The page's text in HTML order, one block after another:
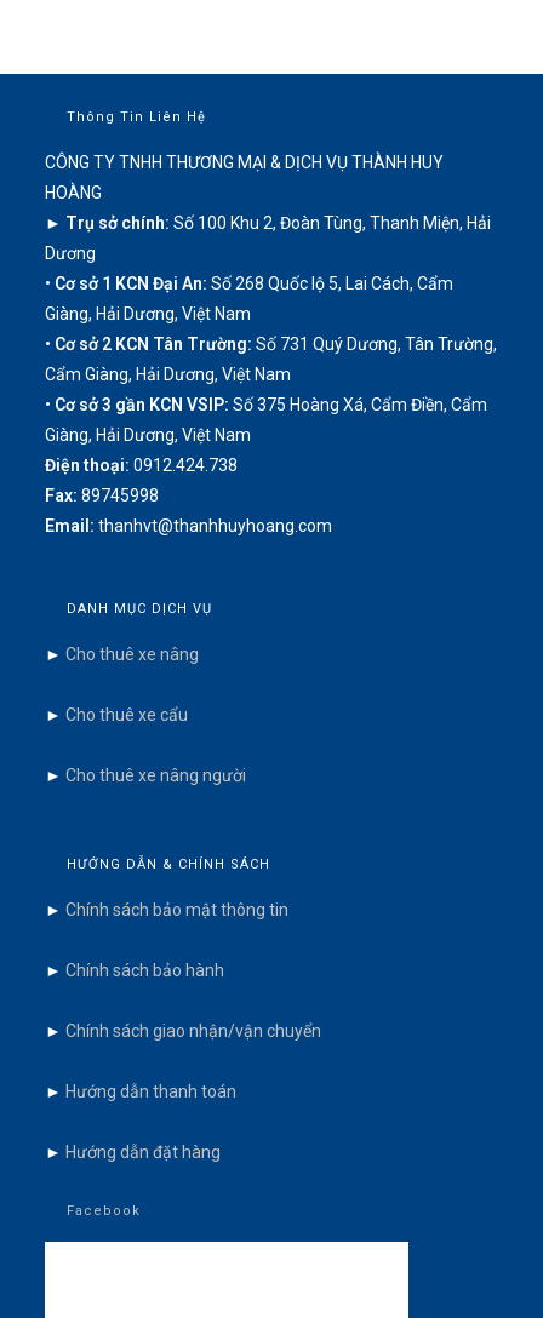
Thông Tin Liên Hệ
CÔNG TY TNHH THƯƠNG MẠI & DỊCH VỤ THÀNH HUY
HOÀNG
► Trụ sở chính: Số 100 Khu 2, Đoàn Tùng, Thanh Miện, Hải
Dương
• Cơ sở 1 KCN Đại An: Số 268 Quốc lộ 5, Lai Cách, Cẩm
Giàng, Hải Dương, Việt Nam
• Cơ sở 2 KCN Tân Trường: Số 731 Quý Dương, Tân Trường,
Cẩm Giàng, Hải Dương, Việt Nam
• Cơ sở 3 gần KCN VSIP: Số 375 Hoàng Xá, Cẩm Điền, Cẩm
Giàng, Hải Dương, Việt Nam
Điện thoại: 0912.424.738
Fax: 89745998
Email: thanhvt@thanhhuyhoang.com
DANH MỤC DỊCH VỤ
►Cho thuê xe nâng
►Cho thuê xe cẩu
►Cho thuê xe nâng người
HƯỚNG DẪN & CHÍNH SÁCH
►Chính sách bảo mật thông tin
►Chính sách bảo hành
►Chính sách giao nhận/vận chuyển
► Hướng dẫn thanh toán
► Hướng dẫn đặt hàng
Facebook